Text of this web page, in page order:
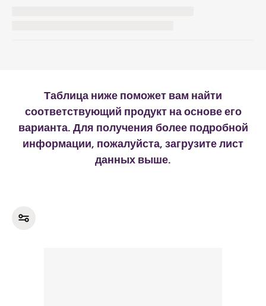
Таблица ниже поможет вам найти
соответствующий продукт на основе его
варианта. Для получения более подробной
информации, пожалуйста, загрузите лист
данных выше.